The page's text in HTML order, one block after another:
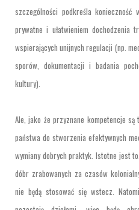
szczególności podkreśla konieczność
prywatne i ułatwieniem dochodzenia
wspierających unijnych regulacji (np.
sporów, dokumentacji i badania
kultury).
Ale, jako że przyznane kompetencje
państwa do stworzenia efektywnych
wymiany dobrych praktyk. Istotne jest
dóbr zrabowanych za czasów
nie będą stosować się wstecz.